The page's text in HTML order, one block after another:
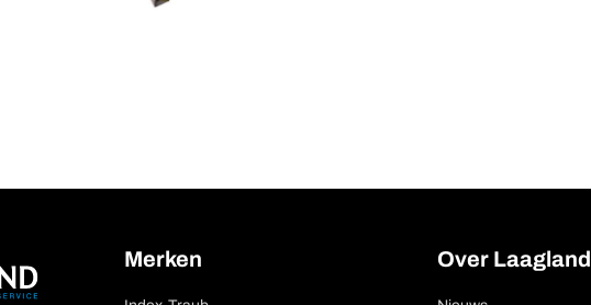
Merken Over Laagland